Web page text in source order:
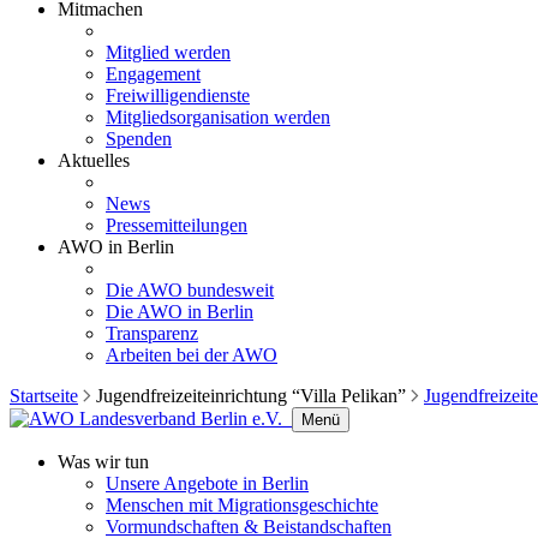
Mitmachen
Mitglied werden
Engagement
Freiwilligendienste
Mitgliedsorganisation werden
Spenden
Aktuelles
News
Pressemitteilungen
AWO in Berlin
Die AWO bundesweit
Die AWO in Berlin
Transparenz
Arbeiten bei der AWO
Startseite
Jugendfreizeiteinrichtung “Villa Pelikan”
Menü
Was wir tun
Unsere Angebote in Berlin
Menschen mit Migrationsgeschichte
Vormundschaften & Beistandschaften